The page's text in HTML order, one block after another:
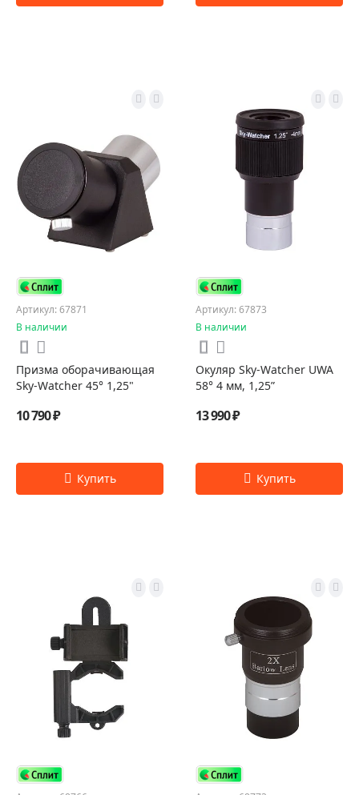
Артикул: 67871
В наличии
Призма оборачивающая
Sky-Watcher 45° 1,25"
10 790 ₽
Артикул: 67873
В наличии
Окуляр Sky-Watcher UWA
58° 4 мм, 1,25”
13 990 ₽